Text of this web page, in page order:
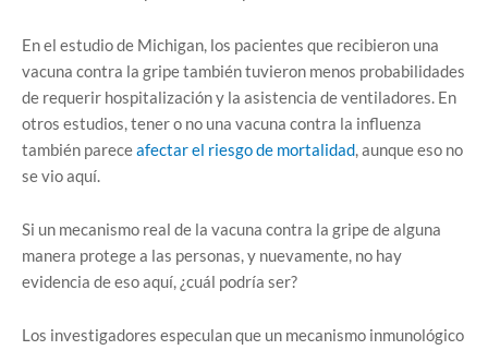
En el estudio de Michigan, los pacientes que recibieron una
vacuna contra la gripe también tuvieron menos probabilidades
de requerir hospitalización y la asistencia de ventiladores. En
otros estudios, tener o no una vacuna contra la influenza
también pareceafectar el riesgo de mortalidad, aunque eso no
se vio aquí.
Si un mecanismo real de la vacuna contra la gripe de alguna
manera protege a las personas, y nuevamente, no hay
evidencia de eso aquí, ¿cuál podría ser?
Los investigadores especulan que un mecanismo inmunológico